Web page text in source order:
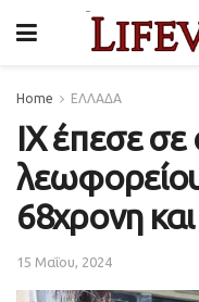
Home ΕΛΛΑΔΑ
ΙΧ έπεσε
68χρονη
15 Μαΐου, 2024